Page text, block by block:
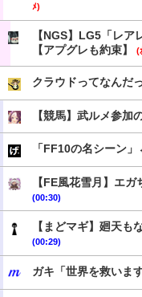
ﾒ)
【NGS】LG5「レ
【アプグレも約束】
(
クラウドってなんだ
【競馬】武ルメ参加
「FF10の名シーン
【FE風花雪月】エ
(00:30)
【まどマギ】廻天も
(00:29)
ガキ「世界を救いま